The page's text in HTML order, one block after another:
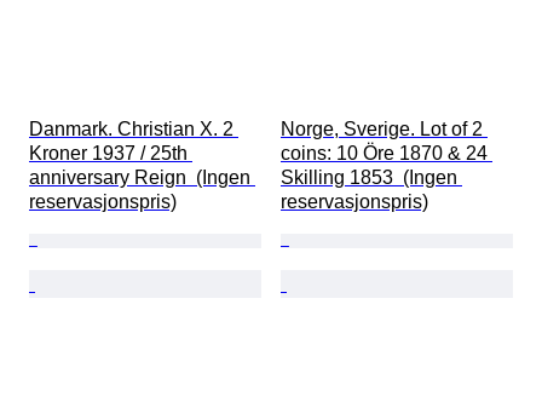
Danmark. Christian X. 2
Kroner 1937 / 25th
anniversary Reign  (Ingen
reservasjonspris)
Norge, Sverige. Lot of 2
coins: 10 Öre 1870 & 24
Skilling 1853  (Ingen
reservasjonspris)